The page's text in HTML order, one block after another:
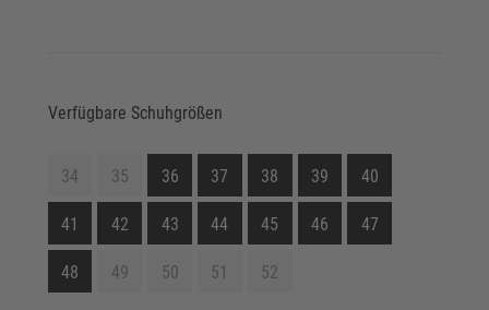
Verfügbare Schuhgrößen
34 35 36 37 38 39 40
41 42 43 44 45 46 47
48 49 50 51 52